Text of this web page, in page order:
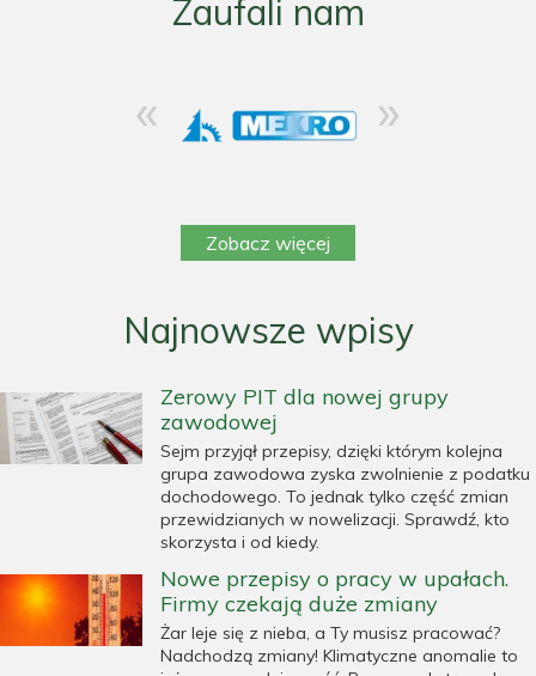
Zaufali nam
« »
Zobacz więcej
Najnowsze wpisy
Zerowy PIT dla nowej grupy
zawodowej
Sejm przyjął przepisy, dzięki którym kolejna
grupa zawodowa zyska zwolnienie z podatku
dochodowego. To jednak tylko część zmian
przewidzianych w nowelizacji. Sprawdź, kto
skorzysta i od kiedy.
Nowe przepisy o pracy w upałach.
Firmy czekają duże zmiany
Żar leje się z nieba, a Ty musisz pracować?
Nadchodzą zmiany! Klimatyczne anomalie to